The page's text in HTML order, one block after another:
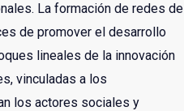
La formación de redes de
de promover el desarrollo
lineales de la innovación
vinculadas a los
los actores sociales y